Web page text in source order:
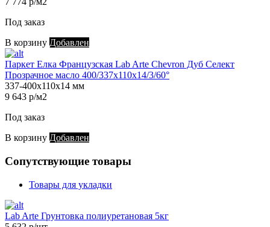
Под заказ
В корзину Добавлен
Паркет Елка Французская Lab Arte Chevron Дуб Селект
Прозрачное масло 400/337х110х14/3/60°
337-400х110х14 мм
9 643 р/м2
Под заказ
В корзину Добавлен
Сопутствующие товары
Товары для укладки
Lab Arte Грунтовка полиуретановая 5кг